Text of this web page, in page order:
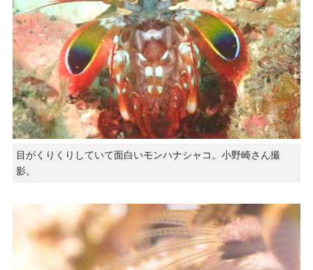
目がくりくりしていて面白いモンハナシャコ。小野崎さん撮
影。